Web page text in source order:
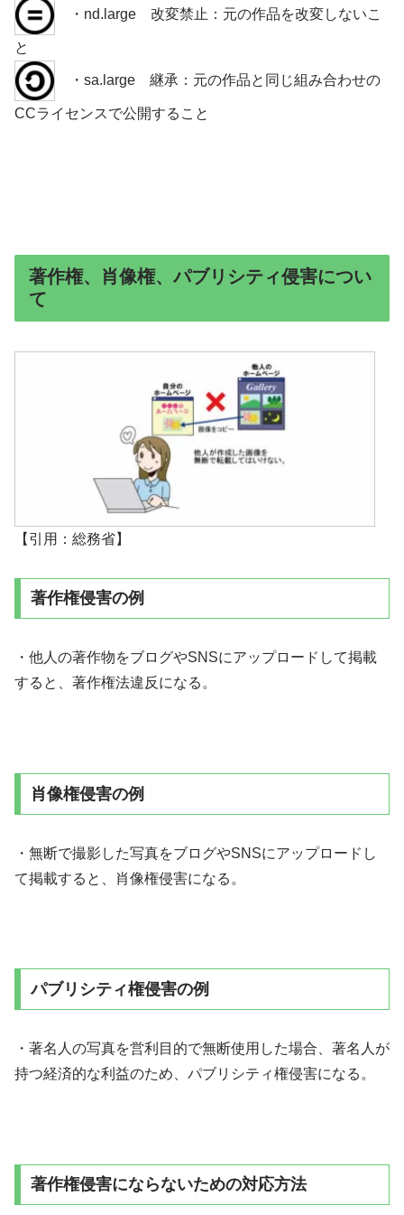
・nd.large 改変禁止：元の作品を改変しないこ
と
・sa.large 継承：元の作品と同じ組み合わせの
CCライセンスで公開すること
著作権、肖像権、パブリシティ侵害につい
て
【引用：総務省】
著作権侵害の例
・他人の著作物をブログやSNSにアップロードして掲載
すると、著作権法違反になる。
肖像権侵害の例
・無断で撮影した写真をブログやSNSにアップロードし
て掲載すると、肖像権侵害になる。
パブリシティ権侵害の例
・著名人の写真を営利目的で無断使用した場合、著名人が
持つ経済的な利益のため、パブリシティ権侵害になる。
著作権侵害にならないための対応方法